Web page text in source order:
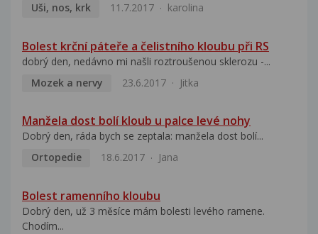
Uši, nos, krk
11.7.2017 karolina
Bolest krční páteře a čelistního kloubu při RS
dobrý den, nedávno mi našli roztroušenou sklerozu -...
Mozek a nervy
23.6.2017 Jitka
Manžela dost bolí kloub u palce levé nohy
Dobrý den, ráda bych se zeptala: manžela dost bolí...
Ortopedie
18.6.2017 Jana
Bolest ramenního kloubu
Dobrý den, už 3 měsíce mám bolesti levého ramene.
Chodím...